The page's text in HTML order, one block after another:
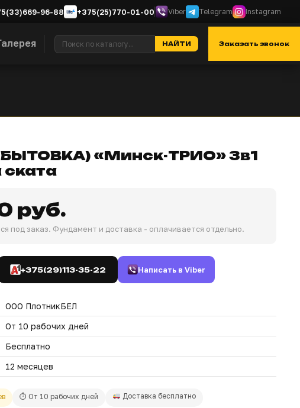
96-88 +375(25)770-01-00 Viber Telegram Instagram
Контакты Отзывы О нас
НАЙТИ Заказать звонок
«Минск-ТРИО» 3в1
ската
руб.
под заказ. Фундамент и доставка - оплачивается отдельно.
+375(29)113-35-22 Написать в Viber
ООО ПлотникБЕЛ
От 10 рабочих дней
Бесплатно
12 месяцев
⏱ От 10 рабочих дней Доставка бесплатно